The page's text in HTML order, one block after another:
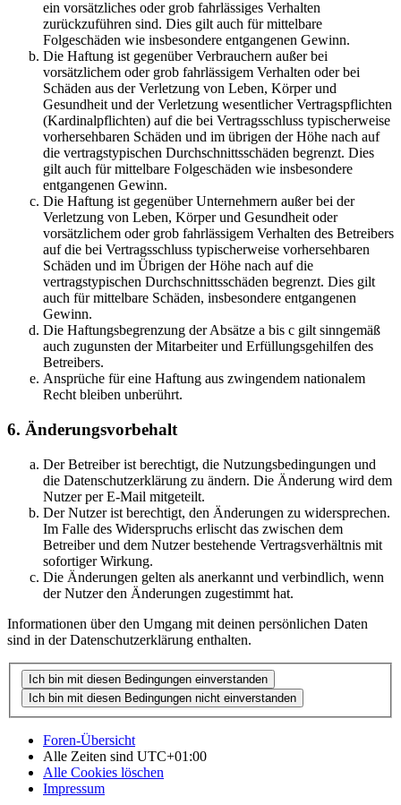
ein vorsätzliches oder grob fahrlässiges Verhalten
zurückzuführen sind. Dies gilt auch für mittelbare
Folgeschäden wie insbesondere entgangenen Gewinn.
Die Haftung ist gegenüber Verbrauchern außer bei
vorsätzlichem oder grob fahrlässigem Verhalten oder bei
Schäden aus der Verletzung von Leben, Körper und
Gesundheit und der Verletzung wesentlicher Vertragspflichten
(Kardinalpflichten) auf die bei Vertragsschluss typischerweise
vorhersehbaren Schäden und im übrigen der Höhe nach auf
die vertragstypischen Durchschnittsschäden begrenzt. Dies
gilt auch für mittelbare Folgeschäden wie insbesondere
entgangenen Gewinn.
Die Haftung ist gegenüber Unternehmern außer bei der
Verletzung von Leben, Körper und Gesundheit oder
vorsätzlichem oder grob fahrlässigem Verhalten des Betreibers
auf die bei Vertragsschluss typischerweise vorhersehbaren
Schäden und im Übrigen der Höhe nach auf die
vertragstypischen Durchschnittsschäden begrenzt. Dies gilt
auch für mittelbare Schäden, insbesondere entgangenen
Gewinn.
Die Haftungsbegrenzung der Absätze a bis c gilt sinngemäß
auch zugunsten der Mitarbeiter und Erfüllungsgehilfen des
Betreibers.
Ansprüche für eine Haftung aus zwingendem nationalem
Recht bleiben unberührt.
6. Änderungsvorbehalt
Der Betreiber ist berechtigt, die Nutzungsbedingungen und
die Datenschutzerklärung zu ändern. Die Änderung wird dem
Nutzer per E-Mail mitgeteilt.
Der Nutzer ist berechtigt, den Änderungen zu widersprechen.
Im Falle des Widerspruchs erlischt das zwischen dem
Betreiber und dem Nutzer bestehende Vertragsverhältnis mit
sofortiger Wirkung.
Die Änderungen gelten als anerkannt und verbindlich, wenn
der Nutzer den Änderungen zugestimmt hat.
Informationen über den Umgang mit deinen persönlichen Daten
sind in der Datenschutzerklärung enthalten.
Foren-Übersicht
Alle Zeiten sind UTC+01:00
Alle Cookies löschen
Impressum